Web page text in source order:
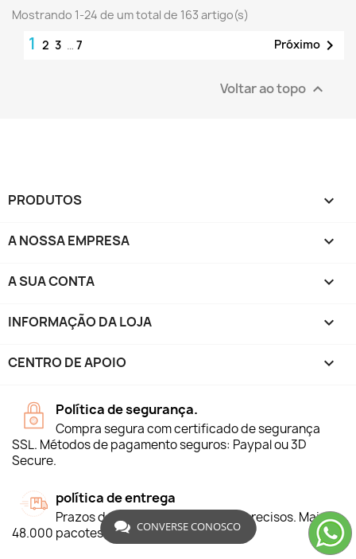
Mostrando 1-24 de um total de 163 artigo(s)
1 2 3 … 7 Próximo 
Voltar ao topo 
PRODUTOS 
A NOSSA EMPRESA 
A SUA CONTA 
INFORMAÇÃO DA LOJA keyboard_arrow_down
CENTRO DE APOIO 
Política de segurança.
Compra segura com certificado de segurança
SSL. Métodos de pagamento seguros: Paypal ou 3D
Secure.
política de entrega
Prazos de entrega específicos e precisos. Mais de
48.000 pacotes entregues.CONVERSE CONOSCO